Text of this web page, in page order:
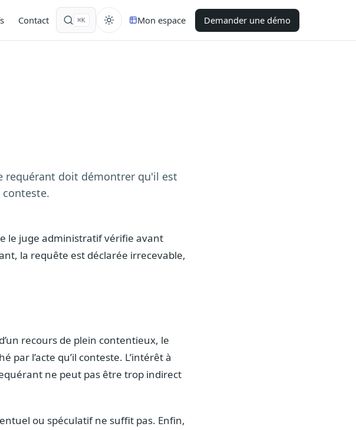
Contact ⌘K Mon espace Demander une démo
requérant doit démontrer qu'il est
le juge administratif vérifie avant
la requête est déclarée irrecevable,
recours de plein contentieux, le
l’acte qu’il conteste. L’intérêt à
ne peut pas être trop indirect
ou spéculatif ne suffit pas. Enfin,